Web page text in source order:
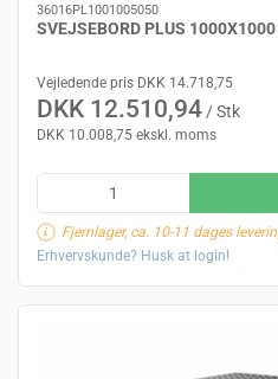
36016PL1001005050
SVEJSEBORD PLUS
Vejledende pris DKK 14.718,75
DKK 12.510,94/ Stk
DKK 10.008,75 ekskl. moms
Fjernlager, ca. 10-11 dages
Erhvervskunde? Husk at login!